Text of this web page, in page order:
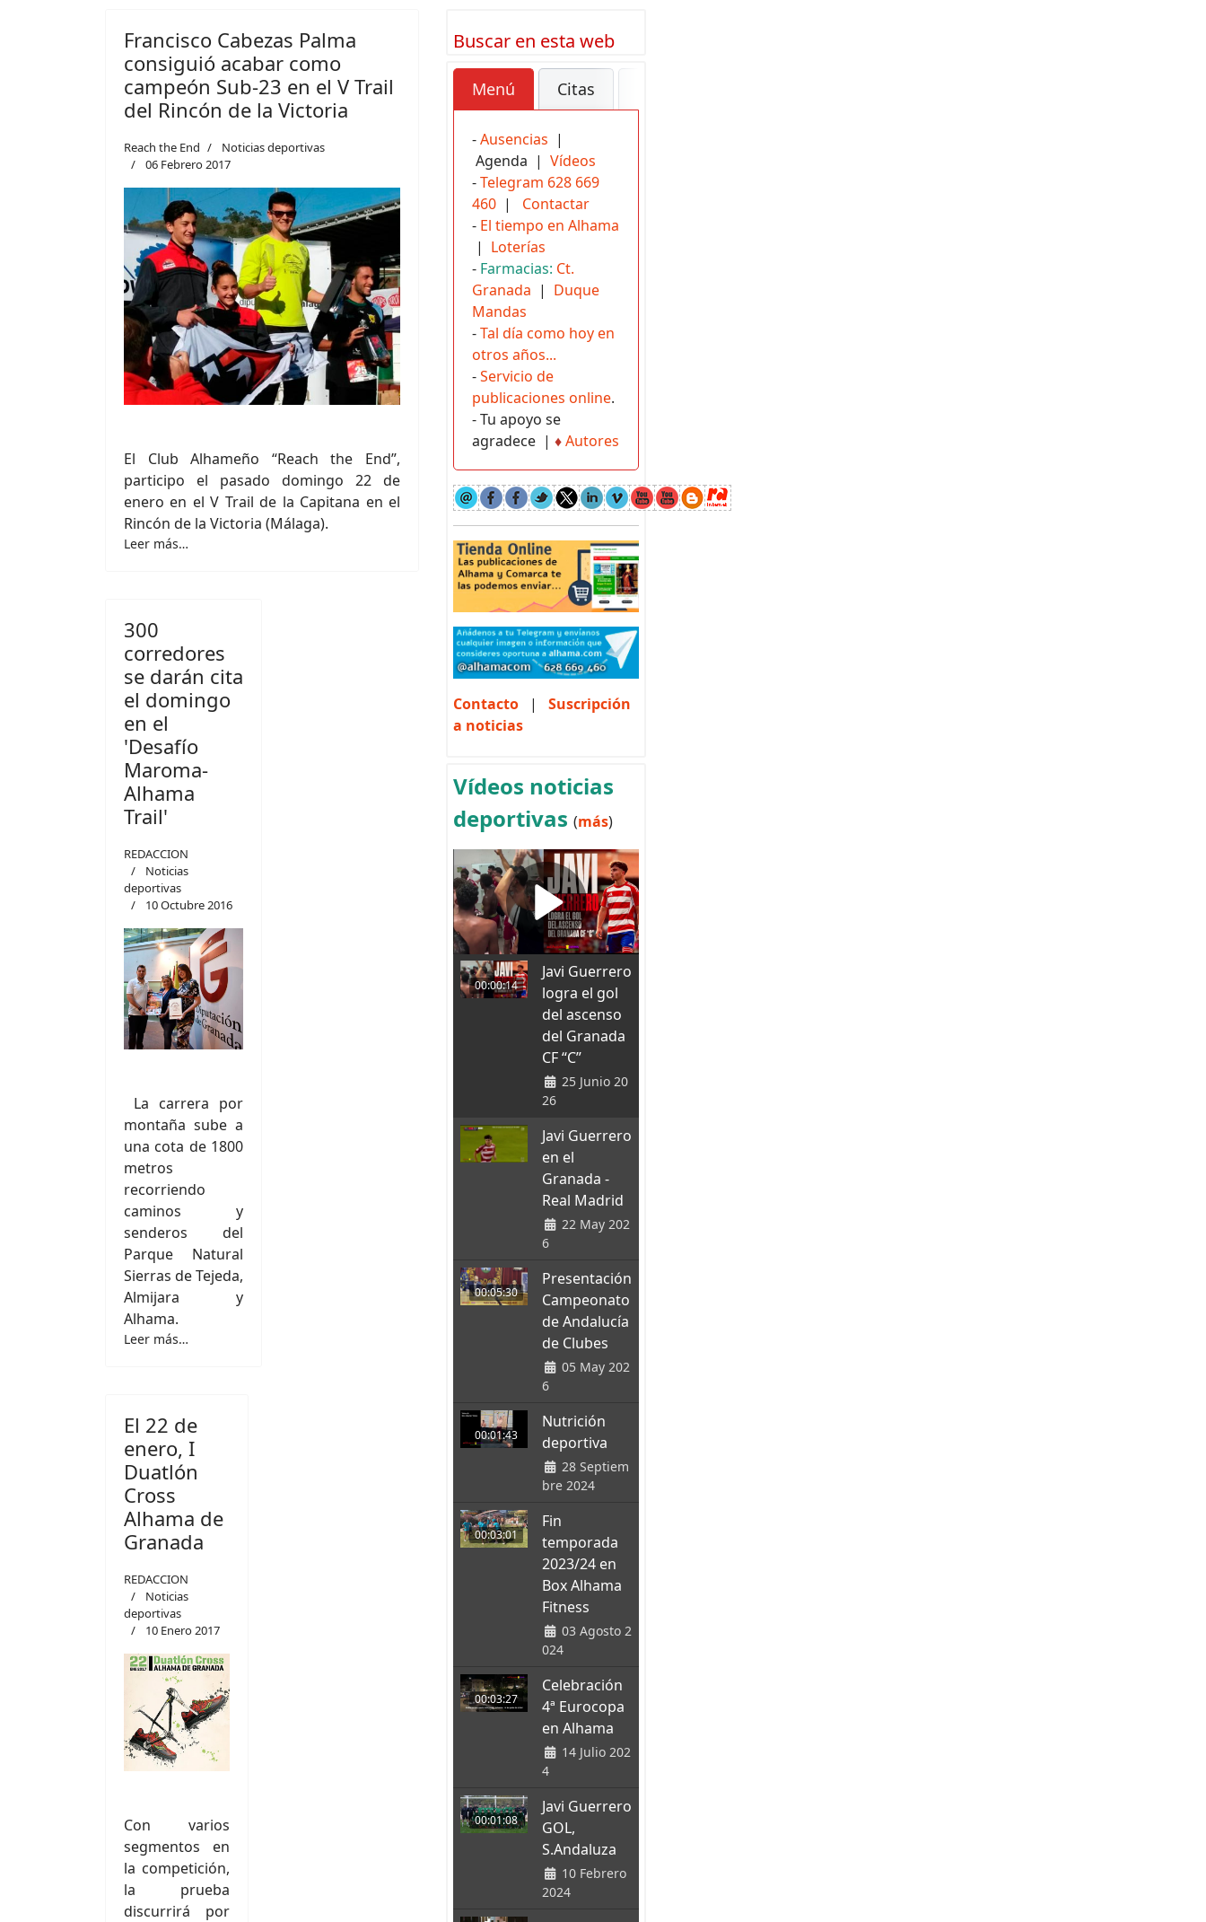
Francisco Cabezas Palma
consiguió acabar como
campeón Sub-23 en el V Trail
del Rincón de la Victoria
Reach the End
Noticias deportivas
06 Febrero 2017
El Club Alhameño “Reach the End”,
participo el pasado domingo 22 de
enero en el V Trail de la Capitana en el
Rincón de la Victoria (Málaga).
Leer más…
300
corredores
se darán cita
el domingo
en el
'Desafío
Maroma-
Alhama
Trail'
REDACCION
Noticias
deportivas
10 Octubre 2016
La carrera por
montaña sube a
una cota de 1800
metros
recorriendo
caminos y
senderos del
Parque Natural
Sierras de Tejeda,
Almijara y
Alhama.
Leer más…
El 22 de
enero, I
Duatlón
Cross
Alhama de
Granada
REDACCION
Noticias
deportivas
10 Enero 2017
Con varios
segmentos en
la competición,
la prueba
discurrirá por
Buscar en esta web
Menú Citas
-Ausencias |
Agenda | Vídeos
-Telegram 628 669
460 | Contactar
- El tiempo en Alhama
| Loterías
- Farmacias: Ct.
Granada | Duque
Mandas
-Tal día como hoy en
otros años...
-Servicio de
publicaciones online.
- Tu apoyo se
agradece | ♦Autores
Contacto |
Suscripción
a noticias
Vídeos noticias
deportivas (más)
00:00:14
Javi Guerrero
logra el gol
del ascenso
del Granada
CF “C”
25 Junio 20
26
Javi Guerrero
en el
Granada -
Real Madrid
22 May 202
6
00:05:30
Presentación
Campeonato
de Andalucía
de Clubes
05 May 202
6
00:01:43
Nutrición
deportiva
28 Septiem
bre 2024
00:03:01
Fin
temporada
2023/24 en
Box Alhama
Fitness
03 Agosto 2
024
00:03:27
Celebración
4ª Eurocopa
en Alhama
14 Julio 202
4
00:01:08
Javi Guerrero
GOL,
S.Andaluza
10 Febrero
2024